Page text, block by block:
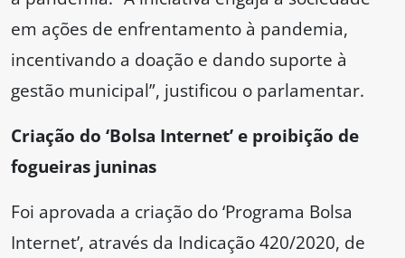
em ações de enfrentamento à pandemia,
incentivando a doação e dando suporte à
gestão municipal”, justificou o parlamentar.
Criação do ‘Bolsa Internet’ e proibição de
fogueiras juninas
Foi aprovada a criação do ‘Programa Bolsa
Internet’, através da Indicação 420/2020, de